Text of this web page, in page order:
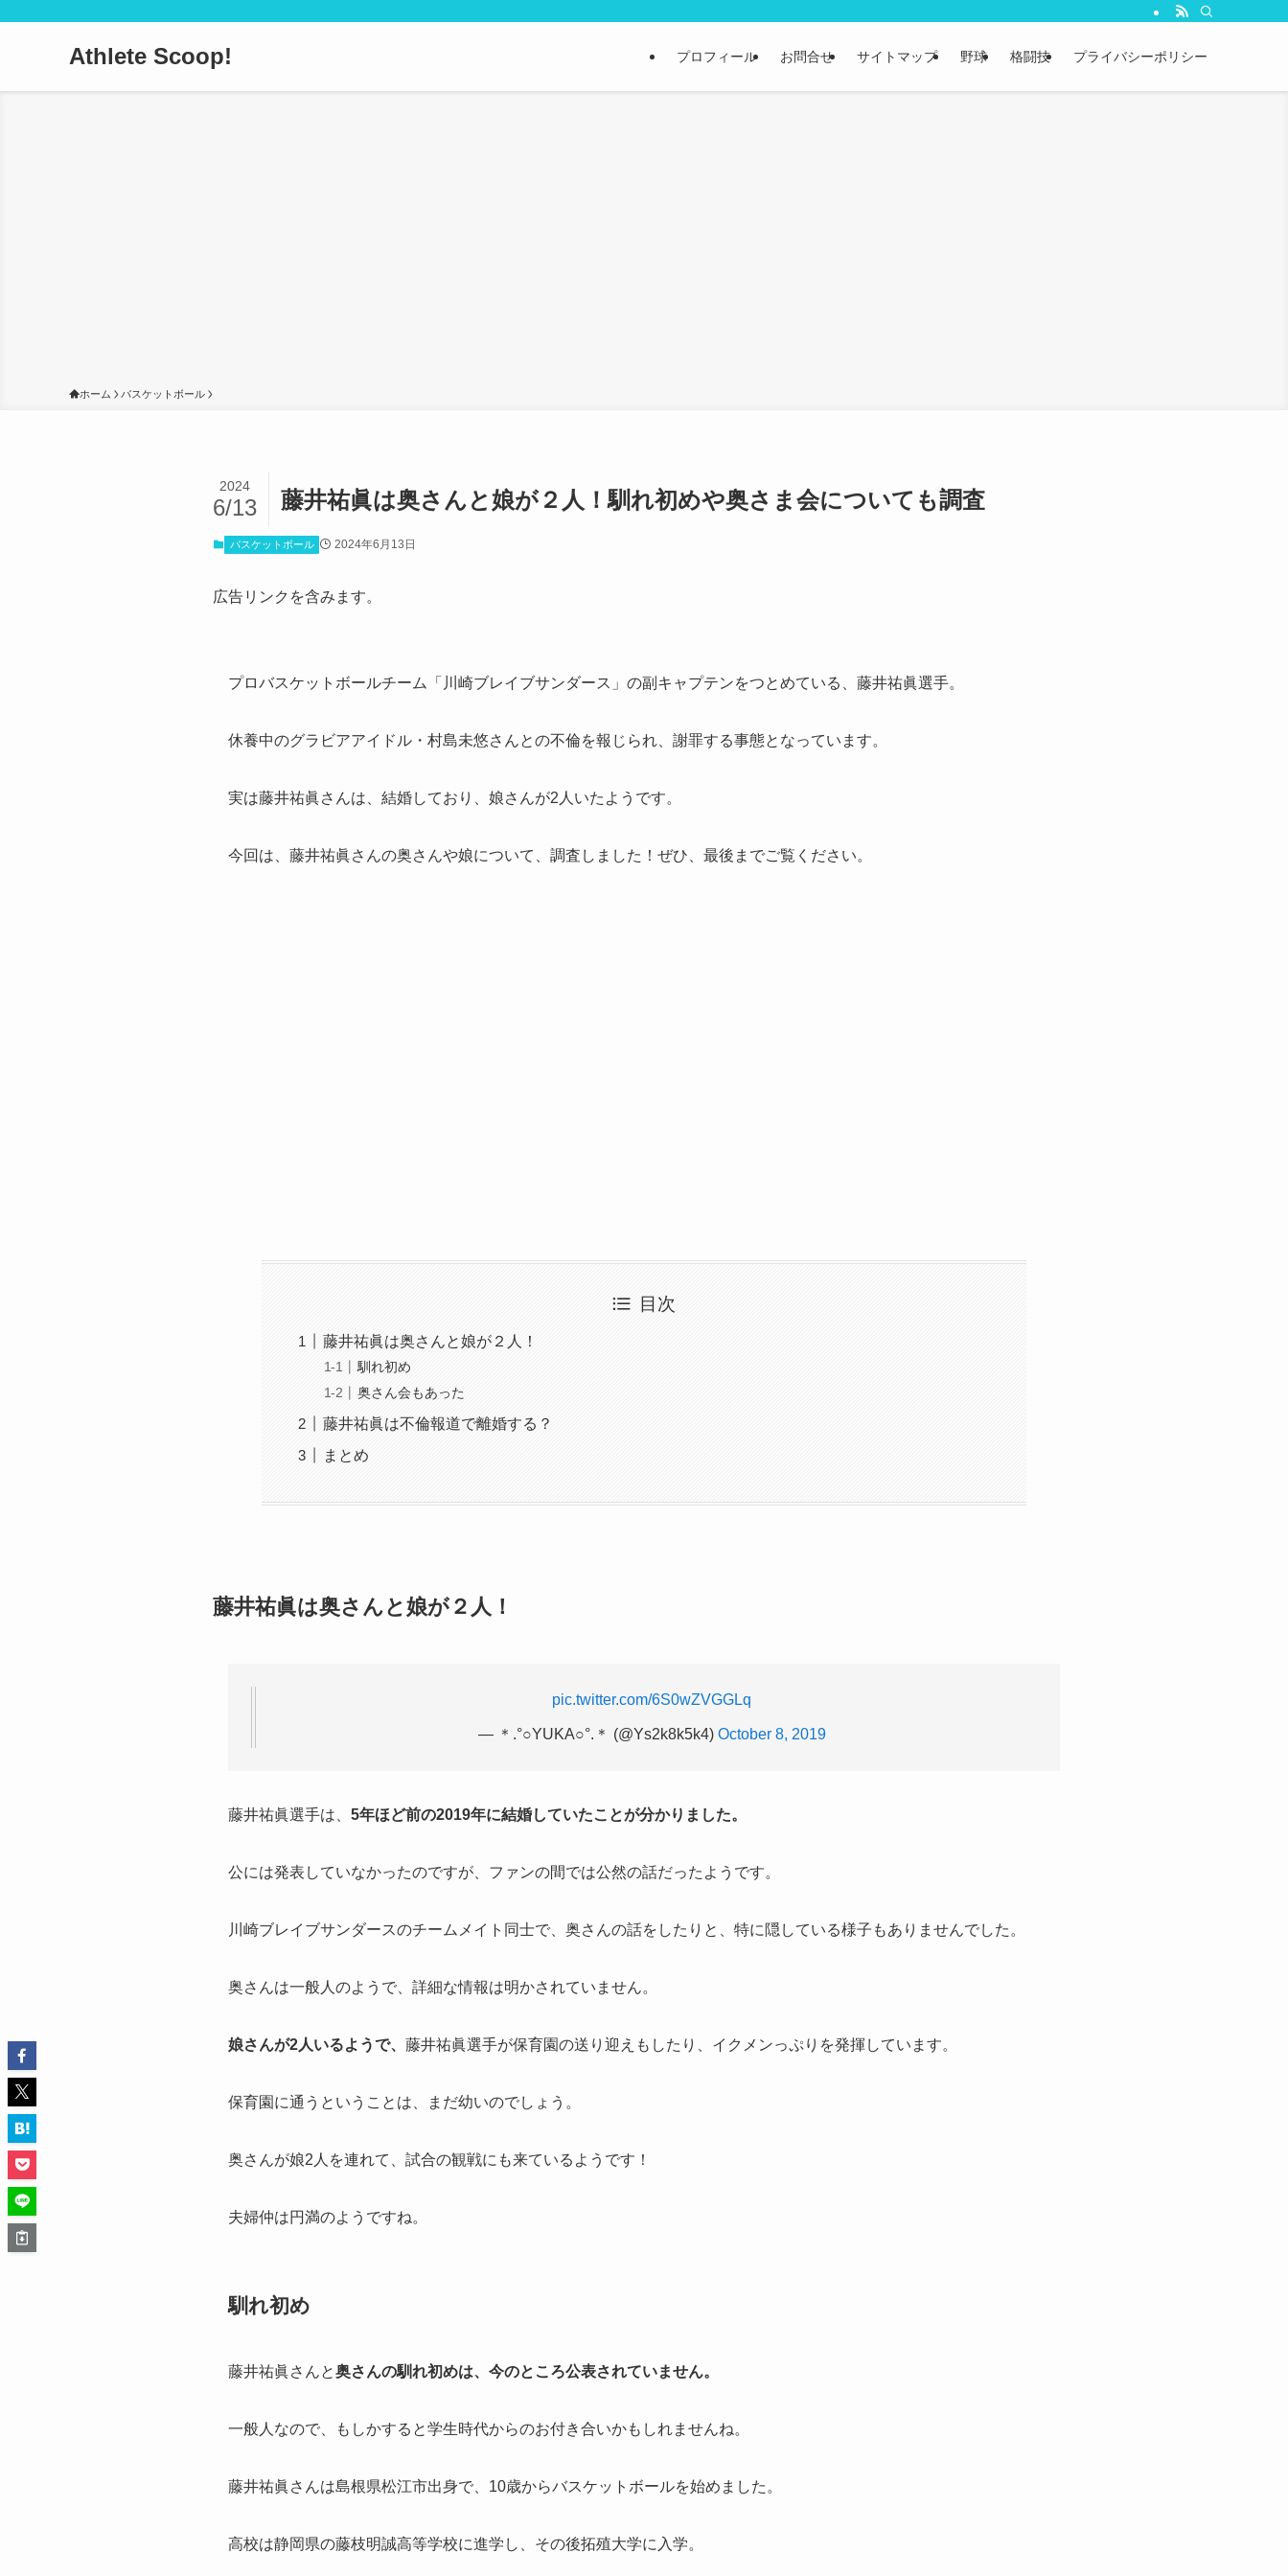
Athlete Scoop! プロフィール お問合せ サイトマップ 野球 格闘技 プライバシーポリシー
ホーム バスケットボール
藤井祐眞は奥さんと娘が２人！馴れ初めや奥さま会についても調査
2024
6/13
バスケットボール 2024年6月13日
広告リンクを含みます。
プロバスケットボールチーム「川崎ブレイブサンダース」の副キャプテンをつとめている、藤井祐眞選手。
休養中のグラビアアイドル・村島未悠さんとの不倫を報じられ、謝罪する事態となっています。
実は藤井祐眞さんは、結婚しており、娘さんが2人いたようです。
今回は、藤井祐眞さんの奥さんや娘について、調査しました！ぜひ、最後までご覧ください。
目次
藤井祐眞は奥さんと娘が２人！
馴れ初め
奥さん会もあった
藤井祐眞は不倫報道で離婚する？
まとめ
藤井祐眞は奥さんと娘が２人！
pic.twitter.com/6S0wZVGGLq
— ＊.°○YUKA○°.＊ (@Ys2k8k5k4) October 8, 2019
藤井祐眞選手は、 5年ほど前の2019年に結婚していたことが分かりました。
公には発表していなかったのですが、ファンの間では公然の話だったようです。
川崎ブレイブサンダースのチームメイト同士で、奥さんの話をしたりと、特に隠している様子もありませんでした。
奥さんは一般人のようで、詳細な情報は明かされていません。
娘さんが2人いるようで、 藤井祐眞選手が保育園の送り迎えもしたり、イクメンっぷりを発揮しています。
保育園に通うということは、まだ幼いのでしょう。
奥さんが娘2人を連れて、試合の観戦にも来ているようです！
夫婦仲は円満のようですね。
馴れ初め
藤井祐眞さんと奥さんの馴れ初めは、今のところ公表されていません。
一般人なので、もしかすると学生時代からのお付き合いかもしれませんね。
藤井祐眞さんは島根県松江市出身で、10歳からバスケットボールを始めました。
高校は静岡県の藤枝明誠高等学校に進学し、その後拓殖大学に入学。